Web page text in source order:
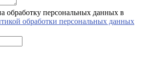
обработку персональных данных в
обработки персональных данных